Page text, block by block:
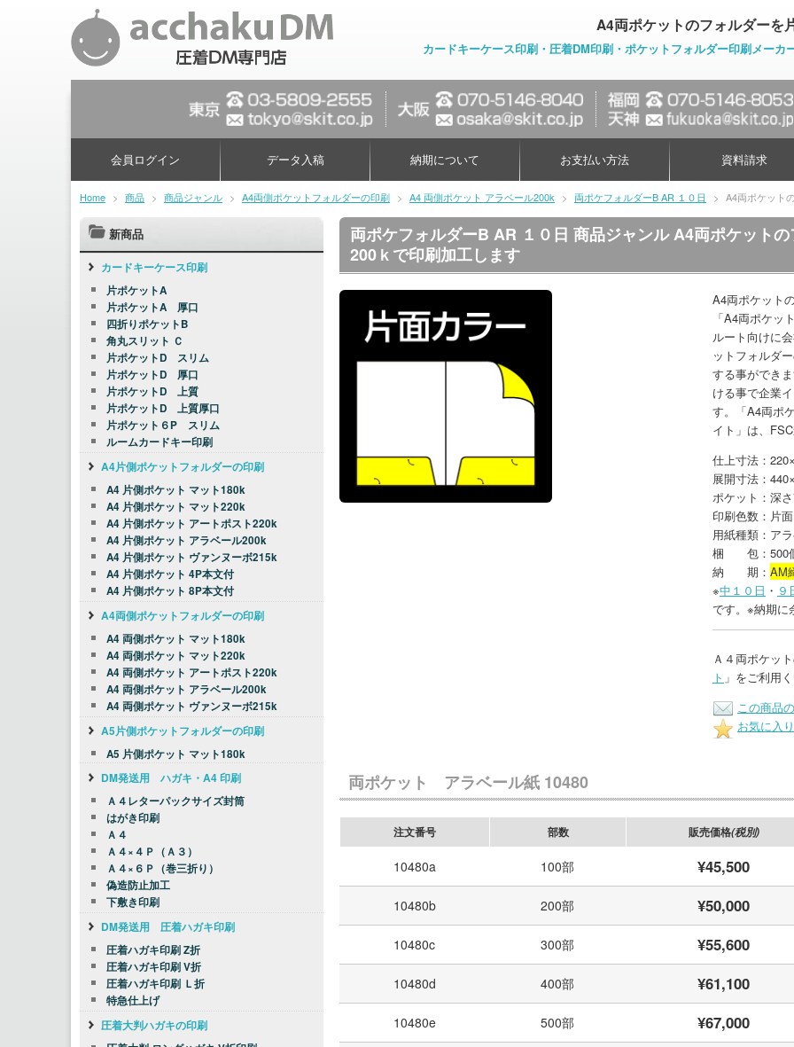
A4両ポケットのフォルダーを
カードキーケース印刷・圧着DM印刷・ポケットフォルダー印刷メー
会員ログイン データ入稿 納期について お支払い方法 資料請求
Home > 商品 > 商品ジャンル > A4両側ポケットフォルダーの印刷 > A4 両側ポケット アラベール200k > 両ポケフォルダーB AR １０日 > A4両ポケット
両ポケフォルダーB AR １０日 商品ジャンル A4両ポケット
200ｋで印刷加工します
A4両ポケット
「A4両ポケッ
ルート向けに
ットフォルダ
する事ができ
ける事で企業
す。「A4両ポ
イト」は、
仕上寸法：
展開寸法：
ポケット：深
印刷色数：片
用紙種類：ア
梱 包：500
納 期： AM
※中１０日 ・ ９
です。※納期に
Ａ４両ポケッ
ト 」をご利用
この商品
お気に入
両ポケット アラベール紙 10480
注文番号 部数 販売価格(税別)
10480a 100部 ¥45,500
10480b 200部 ¥50,000
10480c 300部 ¥55,600
10480d 400部 ¥61,100
10480e 500部 ¥67,000
新商品
カードキーケース印刷
片ポケットA
片ポケットA 厚口
四折りポケットB
角丸スリット Ｃ
片ポケットD スリム
片ポケットD 厚口
片ポケットD 上質
片ポケットD 上質厚口
片ポケット６P スリム
ルームカードキー印刷
A4片側ポケットフォルダーの印刷
A4 片側ポケット マット180k
A4 片側ポケット マット220k
A4 片側ポケット アートポスト220k
A4 片側ポケット アラベール200k
A4 片側ポケット ヴァンヌーボ215k
A4 片側ポケット 4P本文付
A4 片側ポケット 8P本文付
A4両側ポケットフォルダーの印刷
A4 両側ポケット マット180k
A4 両側ポケット マット220k
A4 両側ポケット アートポスト220k
A4 両側ポケット アラベール200k
A4 両側ポケット ヴァンヌーボ215k
A5片側ポケットフォルダーの印刷
A5 片側ポケット マット180k
DM発送用 ハガキ・A4 印刷
Ａ４レターパックサイズ封筒
はがき印刷
Ａ４
Ａ４×４Ｐ（Ａ３）
Ａ４×６Ｐ（巻三折り）
偽造防止加工
下敷き印刷
DM発送用 圧着ハガキ印刷
圧着ハガキ印刷 Z折
圧着ハガキ印刷 V折
圧着ハガキ印刷 Ｌ折
特急仕上げ
圧着大判ハガキの印刷